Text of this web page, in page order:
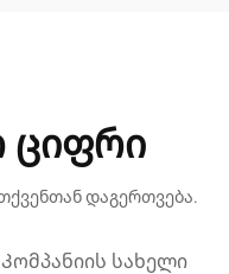
ციფრი
დაგერთვება.
Კომპანიის სახელი